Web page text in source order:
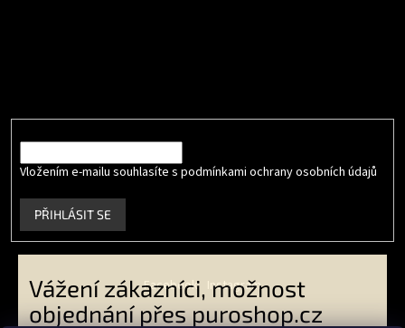
Vážení zákazníci, možnost
objednání přes puroshop.cz
Vložením e-mailu souhlasíte s podmínkami ochrany osobních údajů
PŘIHLÁSIT SE
Facebook Instagram